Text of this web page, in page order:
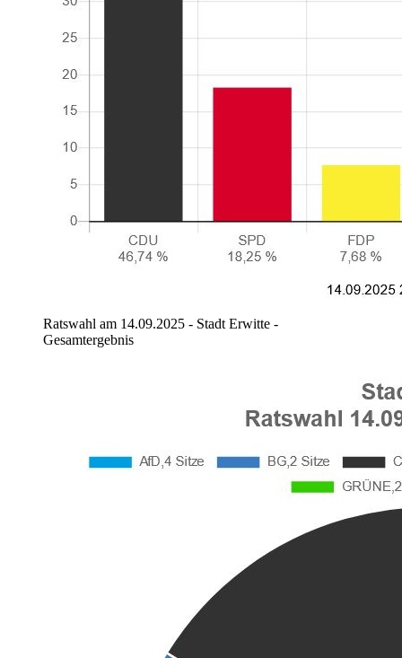
Ratswahl am 14.09.2025 - Stadt Erwitte -
Gesamtergebnis